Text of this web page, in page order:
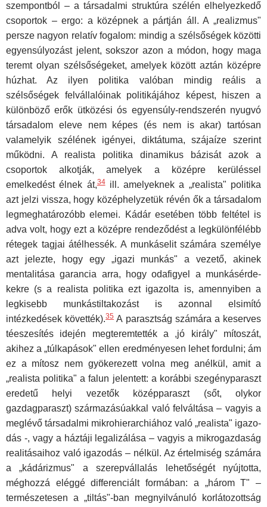
szempontból – a társa­dalmi struktúra szélén elhelyezkedő
csoportok – ergo: a középnek a pártján áll. A „realizmus"
persze nagyon relatív fogalom: mindig a szélsőségek közötti
egyensúlyozást jelent, sokszor azon a módon, hogy maga
teremt olyan szélsőségeket, amelyek között aztán középre
húz­hat. Az ilyen politika valóban mindig reális a
szélsőségek felvállalóinak politikájához képest, hiszen a
különböző erők ütközési ós egyensúly-rendszerén nyugvó
társadalom eleve nem képes (és nem is akar) tartó­san
valamelyik szélének igényei, diktátuma, szájaíze szerint
működni. A realista politika dinamikus bázisát azok a
csoportok alkotják, amelyek a középre kerüléssel
emelkedést élnek át,34ill. amelyeknek a „realista" po­litika
azt jelzi vissza, hogy középhelyzetük révén ők a társadalom
leg­meghatározóbb elemei. Kádár esetében több feltétel is
adva volt, hogy ezt a középre rendeződést a legkülönfélébb
rétegek tagjai átélhessék. A munkáselit számára személye
azt jelezte, hogy egy „igazi munkás" a ve­zető, akinek
mentalitása garancia arra, hogy odafigyel a munkásérde­
kekre (s a realista politika ezt igazolta is, amennyiben a
legkisebb mun­kástiltakozást is azonnal elsimító
intézkedések követték).35A parasztság számára a keserves
téeszesítés idején megteremtették a ,jó király" míto­szát,
akihez a „túlkapások" ellen eredményesen lehet fordulni; ám
ez a mítosz nem gyökerezett volna meg anélkül, amit a
„realista politika" a falun jelentett: a korábbi szegényparaszt
eredetű helyi vezetők középpa­raszt (sőt, olykor
gazdagparaszt) származásúakkal való felváltása – vagyis a
meglévő társadalmi mikrohierarchiához való „realista" igazo­
dás -, vagy a háztáji legalizálása – vagyis a mikrogazdaság
realitásai­hoz való igazodás – nélkül. Az értelmiség számára
a „kádárizmus" a szerepvállalás lehetőségét nyújtotta,
méghozzá eléggé differenciált for­mában: a „három T" –
természetesen a „tiltás"-ban megnyilvánuló korlá­tozottság